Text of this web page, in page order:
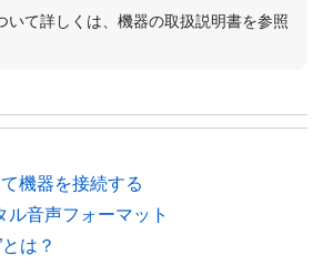
いて詳しくは、機器の取扱説明書を参照
機器を接続する
ル音声フォーマット
は？